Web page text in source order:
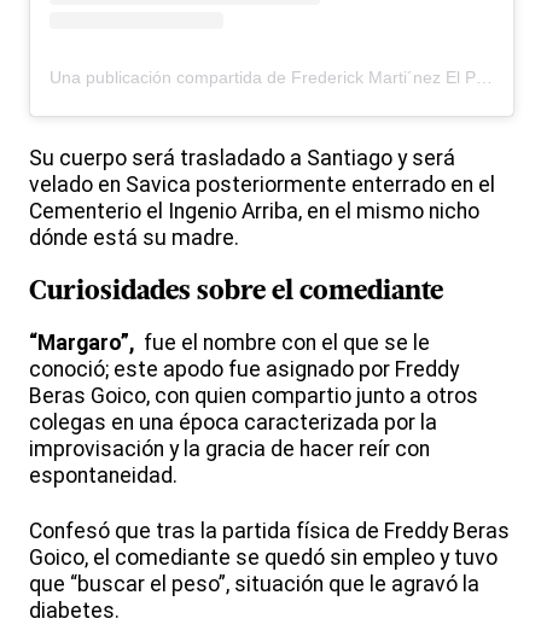
Su cuerpo será trasladado a Santiago y será
velado en Savica posteriormente enterrado en el
Cementerio el Ingenio Arriba, en el mismo nicho
dónde está su madre.
Curiosidades sobre el comediante
“Margaro”, fue el nombre con el que se le
conoció; este apodo fue asignado por Freddy
Beras Goico, con quien compartio junto a otros
colegas en una época caracterizada por la
improvisación y la gracia de hacer reír con
espontaneidad.
Confesó que tras la partida física de Freddy Beras
Goico, el comediante se quedó sin empleo y tuvo
que “buscar el peso”, situación que le agravó la
diabetes.